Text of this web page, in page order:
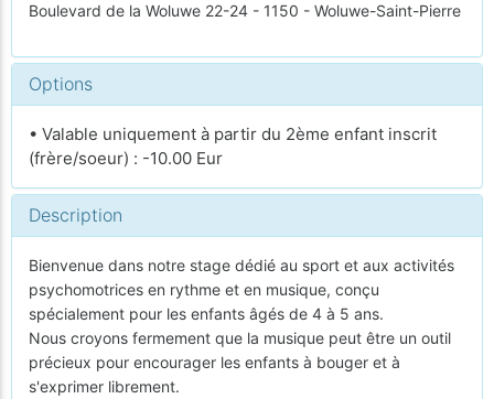
Boulevard de la Woluwe 22-24 - 1150 - Woluwe-Saint-Pierre
Options
• Valable uniquement à partir du 2ème enfant inscrit
(frère/soeur) : -10.00 Eur
Description
Bienvenue dans notre stage dédié au sport et aux activités
psychomotrices en rythme et en musique, conçu
spécialement pour les enfants âgés de 4 à 5 ans.
Nous croyons fermement que la musique peut être un outil
précieux pour encourager les enfants à bouger et à
s'exprimer librement.